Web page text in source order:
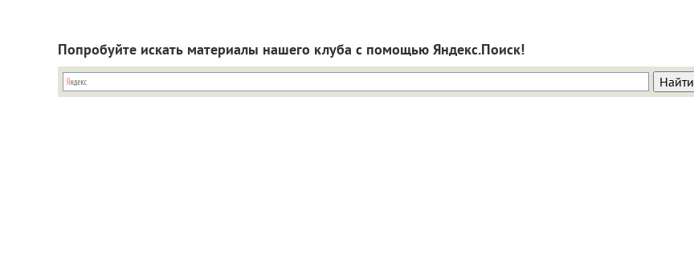
Попробуйте искать материалы нашего клуба с помощью Яндекс.Поиск!